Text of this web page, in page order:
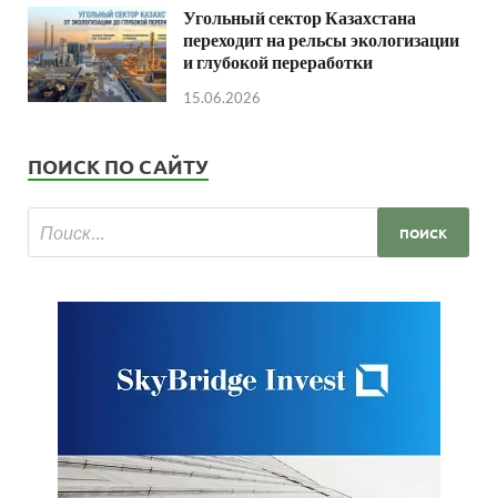
Угольный сектор Казахстана
переходит на рельсы экологизации
и глубокой переработки
15.06.2026
ПОИСК ПО САЙТУ